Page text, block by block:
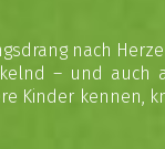
nach
– und auch
Kinder kennen,